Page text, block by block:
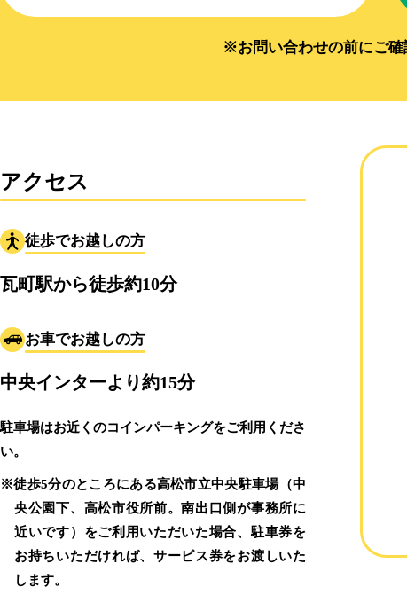
※お問い合わせの前にご確
アクセス
徒歩でお越しの方
瓦町駅から徒歩約10分
お車でお越しの方
中央インターより約15分
駐車場はお近くのコインパーキングをご利用くださ
い。
※徒歩5分のところにある高松市立中央駐車場（中
央公園下、高松市役所前。南出口側が事務所に
近いです）をご利用いただいた場合、駐車券を
お持ちいただければ、サービス券をお渡しいた
します。